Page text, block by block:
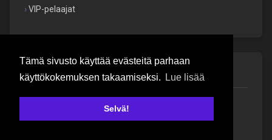
VIP-pelaajat
Käytännöt
Maltillinen pelaaminen
Tämä sivusto käyttää evästeitä parhaan
käyttökokemuksen takaamiseksi.
Lue lisää
Selvä!